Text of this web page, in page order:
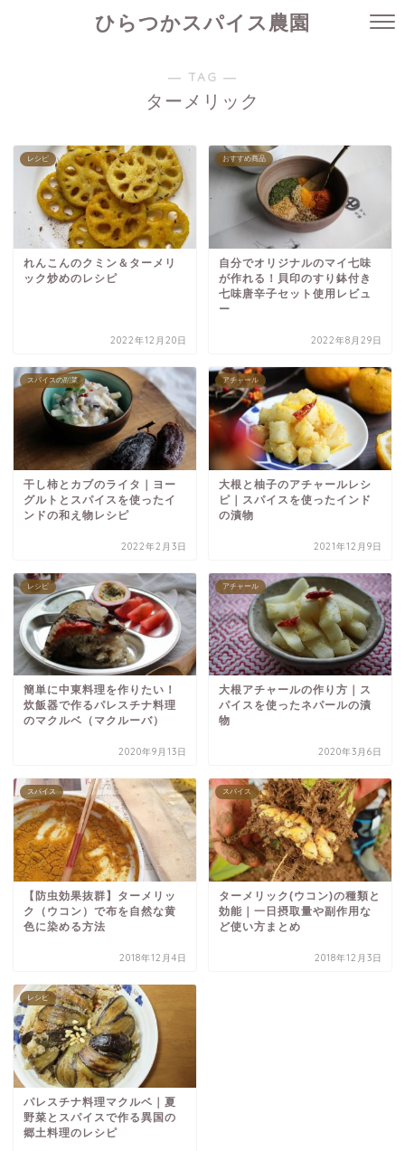
ひらつかスパイス農園
― TAG ―
ターメリック
レシピ
れんこんのクミン＆ターメリ
ック炒めのレシピ
2022年12月20日
おすすめ商品
自分でオリジナルのマイ七味
が作れる！貝印のすり鉢付き
七味唐辛子セット使用レビュ
ー
2022年8月29日
スパイスの副菜
干し柿とカブのライタ｜ヨー
グルトとスパイスを使ったイ
ンドの和え物レシピ
2022年2月3日
アチャール
大根と柚子のアチャールレシ
ピ｜スパイスを使ったインド
の漬物
2021年12月9日
レシピ
簡単に中東料理を作りたい！
炊飯器で作るパレスチナ料理
のマクルベ（マクルーバ）
2020年9月13日
アチャール
大根アチャールの作り方｜ス
パイスを使ったネパールの漬
物
2020年3月6日
スパイス
【防虫効果抜群】ターメリッ
ク（ウコン）で布を自然な黄
色に染める方法
2018年12月4日
スパイス
ターメリック(ウコン)の種類と
効能｜一日摂取量や副作用な
ど使い方まとめ
2018年12月3日
レシピ
パレスチナ料理マクルベ｜夏
野菜とスパイスで作る異国の
郷土料理のレシピ